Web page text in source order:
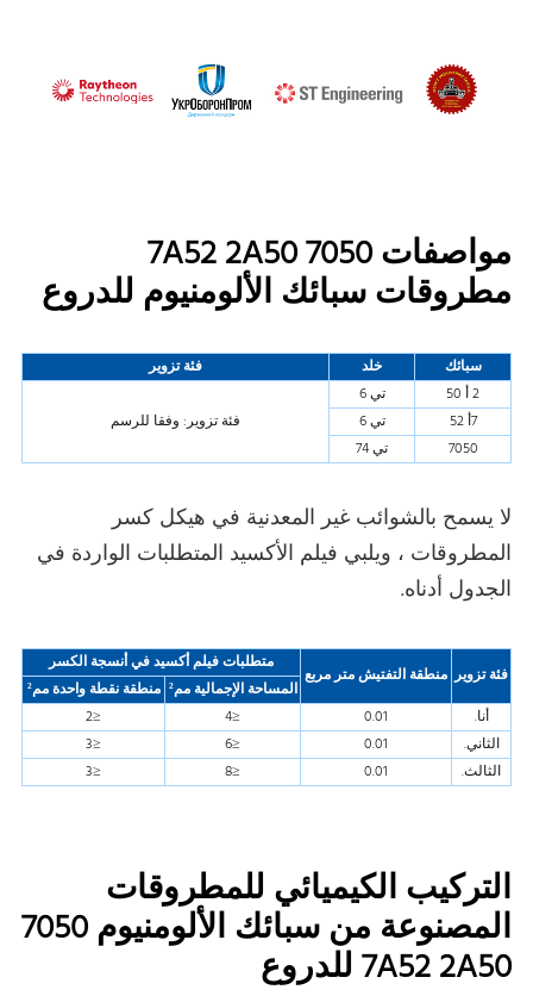
مواصفات 7050 7A52 2A50
مطروقات سبائك الألومنيوم للدروع
سبائك خلد
فئة تزوير
2 أ 50
تي 6
فئة تزوير: وفقا للرسم
7أ 52
تي 6
7050
تي 74
لا يسمح بالشوائب غير المعدنية في هيكل كسر
المطروقات ، ويلبي فيلم الأكسيد المتطلبات الواردة في
الجدول أدناه.
فئة تزوير منطقة التفتيش متر مربع
متطلبات فيلم أكسيد في أنسجة الكسر
المساحة الإجمالية مم² منطقة نقطة واحدة مم²
أنا.
0.01
≤4
≤2
الثاني.
0.01
≤6
≤3
الثالث.
0.01
≤8
≤3
التركيب الكيميائي للمطروقات
المصنوعة من سبائك الألومنيوم 7050
7A52 2A50 للدروع